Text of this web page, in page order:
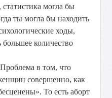
могла бы
ты могла бы находить
ходы,
количество
в том, что
совершенно, как
То есть аборт